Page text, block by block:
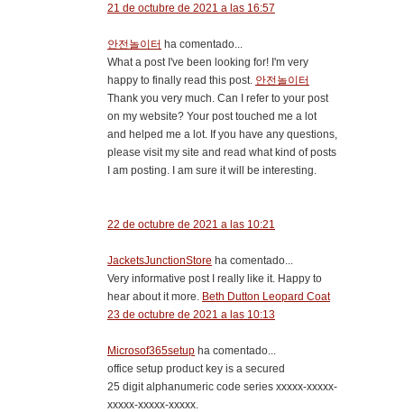
21 de octubre de 2021 a las 16:57
안전놀이터 ha comentado...
What a post I've been looking for! I'm very
happy to finally read this post. 안전놀이터
Thank you very much. Can I refer to your post
on my website? Your post touched me a lot
and helped me a lot. If you have any questions,
please visit my site and read what kind of posts
I am posting. I am sure it will be interesting.
22 de octubre de 2021 a las 10:21
JacketsJunctionStore ha comentado...
Very informative post I really like it. Happy to
hear about it more. Beth Dutton Leopard Coat
23 de octubre de 2021 a las 10:13
Microsof365setup ha comentado...
office setup product key is a secured
25 digit alphanumeric code series xxxxx-xxxxx-
xxxxx-xxxxx-xxxxx.